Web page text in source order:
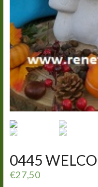
0445
€27,50